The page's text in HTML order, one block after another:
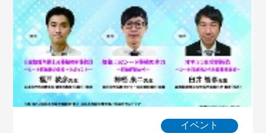
イベント